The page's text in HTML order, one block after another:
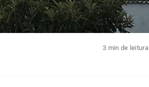
3 min de leitura